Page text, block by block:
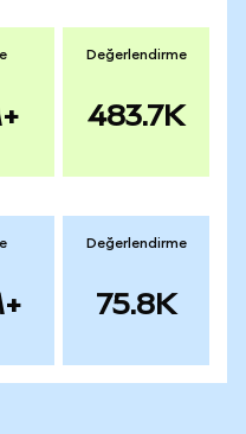
Değerlendirme
483.7K
Değerlendirme
75.8K